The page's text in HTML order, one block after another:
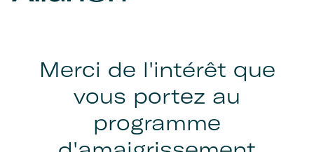
Merci de l'intérêt que
vous portez au
programme